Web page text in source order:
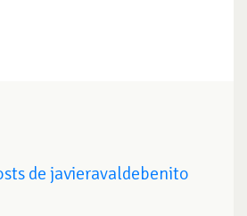
de javieravaldebenito